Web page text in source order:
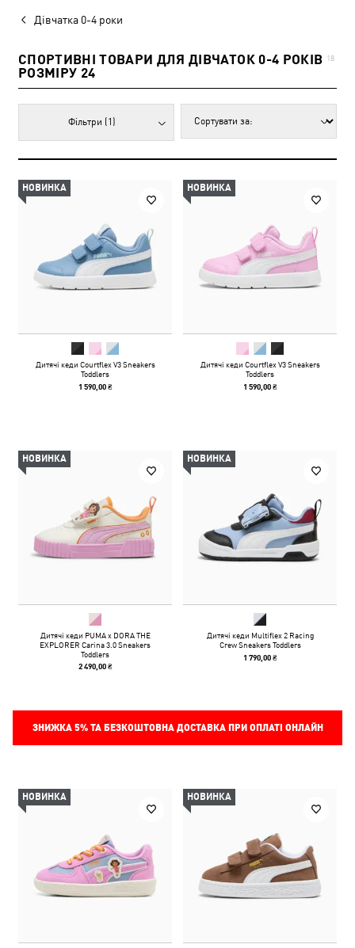
Дівчатка 0-4 роки
СПОРТИВНІ ТОВАРИ ДЛЯ ДІВЧАТОК 0-4 РОКІВ
РОЗМІРУ 24
18
Фільтри (1)
НОВИНКА
Дитячі кеди Courtflex V3 Sneakers
Toddlers
1 590,00 ₴
НОВИНКА
Дитячі кеди Courtflex V3 Sneakers
Toddlers
1 590,00 ₴
НОВИНКА
Дитячі кеди PUMA x DORA THE
EXPLORER Carina 3.0 Sneakers
Toddlers
2 490,00 ₴
НОВИНКА
Дитячі кеди Multiflex 2 Racing
Crew Sneakers Toddlers
1 790,00 ₴
ЗНИЖКА 5%ТА БЕЗКОШТОВНА ДОСТАВКА ПРИ ОПЛАТІ ОНЛАЙН
НОВИНКА НОВИНКА